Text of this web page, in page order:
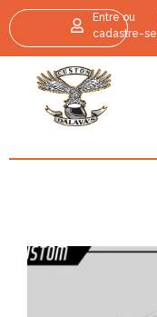
Entre ou
cadastre-se